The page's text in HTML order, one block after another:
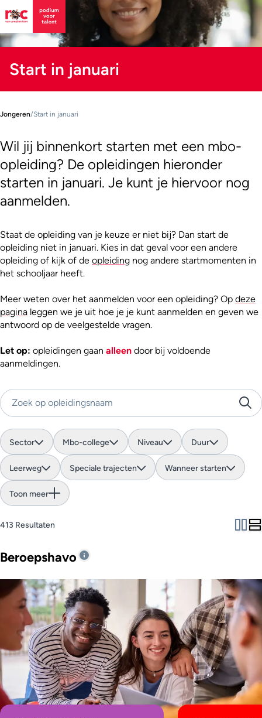
Start in januari
Jongeren/Start in januari
Wil jij binnenkort starten met een mbo-
opleiding? De opleidingen hieronder
starten in januari. Je kunt je hiervoor nog
aanmelden.
Staat de opleiding van je keuze er niet bij? Dan start de
opleiding niet in januari. Kies in dat geval voor een andere
opleiding of kijk of de opleiding nog andere startmomenten in
het schooljaar heeft.
Meer weten over het aanmelden voor een opleiding? Op deze
pagina leggen we je uit hoe je je kunt aanmelden en geven we
antwoord op de veelgestelde vragen.
Let op: opleidingen gaan alleen door bij voldoende
aanmeldingen.
Zoek op opleidingsnaam
Sector Mbo-college Niveau Duur
Leerweg Speciale trajecten Wanneer starten
Toon meer
413 Resultaten
Beroepshavo